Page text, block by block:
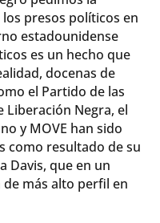
presos políticos en
estadounidense
es un hecho que
docenas de
el Partido de las
Liberación Negra, el
y MOVE han sido
como resultado de su
Davis, que en un
más alto perfil en